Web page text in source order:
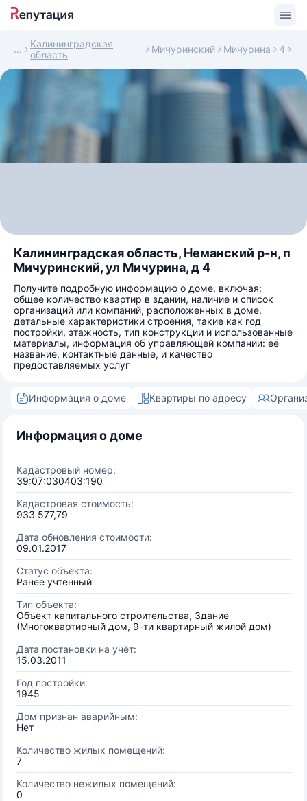
Калининградская
область
Мичуринский Мичурина 4
Калининградская область, Неманский р-н, п
Мичуринский, ул Мичурина, д 4
Получите подробную информацию о доме, включая:
общее количество квартир в здании, наличие и список
организаций или компаний, расположенных в доме,
детальные характеристики строения, такие как год
постройки, этажность, тип конструкции и использованные
материалы, информация об управляющей компании: её
название, контактные данные, и качество
предоставляемых услуг
Информация о доме Квартиры по адресу
Информация о доме
Кадастровый номер:
39:07:030403:190
Кадастровая стоимость:
933 577,79
Дата обновления стоимости:
09.01.2017
Статус объекта:
Ранее учтенный
Тип объекта:
Объект капитального строительства, Здание
(Многоквартирный дом, 9-ти квартирный жилой дом)
Дата постановки на учёт:
15.03.2011
Год постройки:
1945
Дом признан аварийным:
Нет
Количество жилых помещений:
7
Количество нежилых помещений:
0